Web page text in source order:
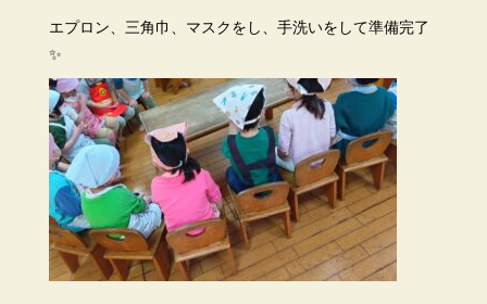
エプロン、三角巾、マスクをし、手洗いをして準備完了
✨